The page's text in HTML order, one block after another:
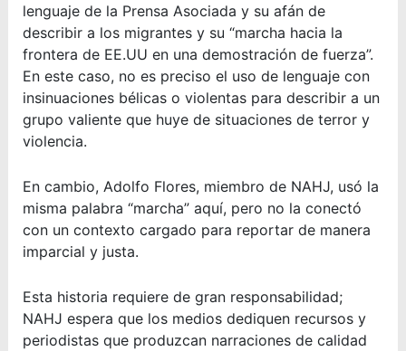
lenguaje de la Prensa Asociada y su afán de
describir a los migrantes y su “marcha hacia la
frontera de EE.UU en una demostración de fuerza”.
En este caso, no es preciso el uso de lenguaje con
insinuaciones bélicas o violentas para describir a un
grupo valiente que huye de situaciones de terror y
violencia.
En cambio, Adolfo Flores, miembro de NAHJ, usó la
misma palabra “marcha” aquí, pero no la conectó
con un contexto cargado para reportar de manera
imparcial y justa.
Esta historia requiere de gran responsabilidad;
NAHJ espera que los medios dediquen recursos y
periodistas que produzcan narraciones de calidad